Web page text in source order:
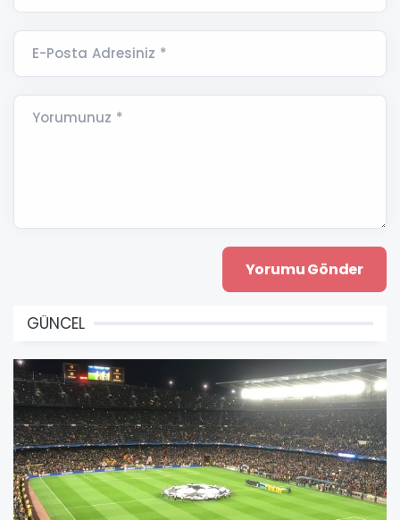
E-Posta Adresiniz *
Yorumunuz *
GÜNCEL